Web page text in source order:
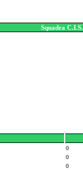
Squadra
0
0
0